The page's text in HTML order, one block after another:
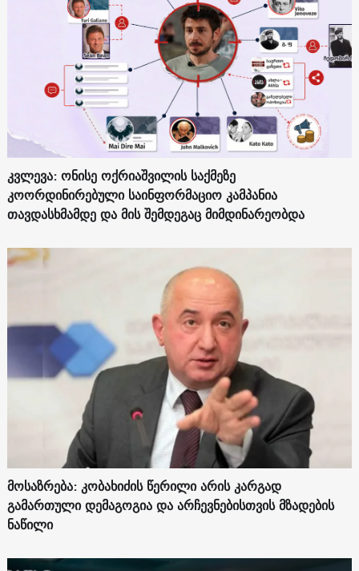
კვლევა: ონისე ოქრიაშვილის საქმეზე
კოორდინირებული საინფორმაციო კამპანია
თავდასხმამდე და მის შემდეგაც მიმდინარეობდა
მოსაზრება: კობახიძის წერილი არის კარგად
გამართული დემაგოგია და არჩევნებისთვის მზადების
ნაწილი